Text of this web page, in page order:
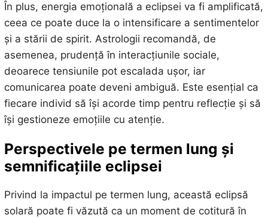
În plus, energia emoțională a eclipsei va fi amplificată,
ceea ce poate duce la o intensificare a sentimentelor
și a stării de spirit. Astrologii recomandă, de
asemenea, prudență în interacțiunile sociale,
deoarece tensiunile pot escalada ușor, iar
comunicarea poate deveni ambiguă. Este esențial ca
fiecare individ să își acorde timp pentru reflecție și să
își gestioneze emoțiile cu atenție.
Perspectivele pe termen lung și
semnificațiile eclipsei
Privind la impactul pe termen lung, această eclipsă
solară poate fi văzută ca un moment de cotitură în